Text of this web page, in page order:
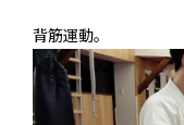
背筋運動。